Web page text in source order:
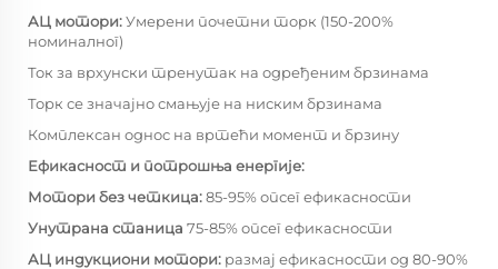
АЦ мотори:Умерени почетни торк (150-200%
номиналног)
Ток за врхунски тренутак на одређеним брзинама
Торк се значајно смањује на ниским брзинама
Комплексан однос на вртећи момент и брзину
Ефикасност и потрошња енергије:
Мотори без четкица:85-95% опсег ефикасности
Унутрана станица 75-85% опсег ефикасности
АЦ индукциони мотори: размај ефикасности од 80-90%